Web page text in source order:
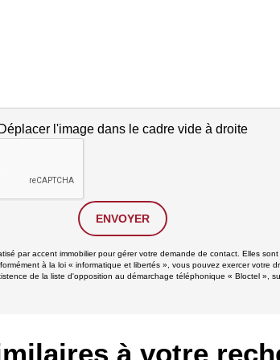
Déplacer l'image dans le cadre vide à droite
ENVOYER
par accent immobilier pour gérer votre demande de contact. Elles
à la loi « informatique et libertés », vous pouvez exercer votre
de la liste d'opposition au démarchage téléphonique « Bloctel »,
à votre